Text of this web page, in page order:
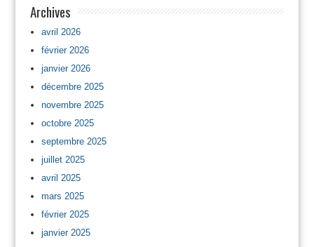
Archives
avril 2026
février 2026
janvier 2026
décembre 2025
novembre 2025
octobre 2025
septembre 2025
juillet 2025
avril 2025
mars 2025
février 2025
janvier 2025